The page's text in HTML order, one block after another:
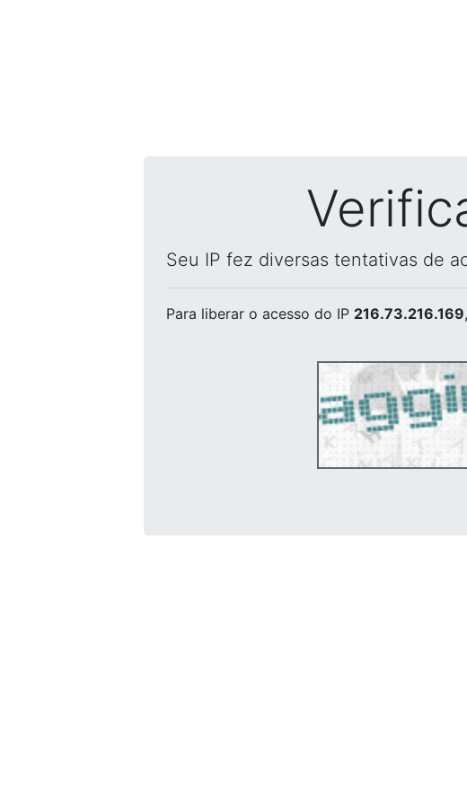
Seu IP fez diversas tentativas de
Para liberar o acesso do IP 216.73.216.169